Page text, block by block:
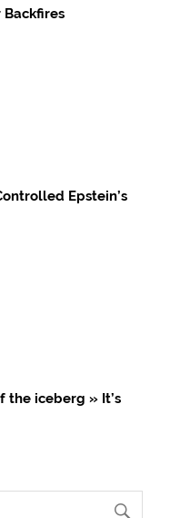
Backfires
Epstein’s
the iceberg » It’s